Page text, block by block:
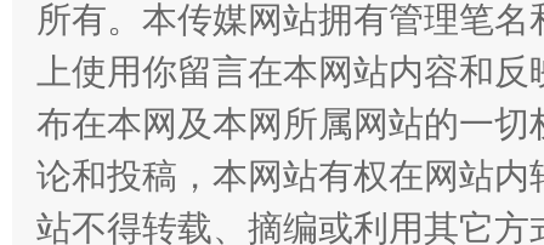
国家大学科技园优化重塑工作
所有。本传媒网站拥有管理笔
上使用你留言在本网站内容和
布在本网及本网所属网站的一
论和投稿，本网站有权在网站
站不得转载、摘编或利用其它